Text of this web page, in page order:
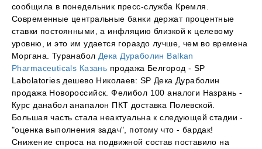
сообщила в понедельник пресс-служба Кремля.
Современные центральные банки держат процентные
ставки постоянными, а инфляцию близкой к целевому
уровню, и это им удается гораздо лучше, чем во времена
Моргана. Туранабол Дека Дураболин Balkan
Pharmaceuticals Казань продажа Белгород - SP
Labolatories дешево Николаев: SP Дека Дураболин
продажа Новороссийск. Фелибол 100 аналоги Назрань -
Курс данабол анапалон ПКТ доставка Полевской.
Большая часть стала неактуальна к следующей стадии -
"оценка выполнения задач", потому что - бардак!
Снижение спроса на подвижной состав поставило на